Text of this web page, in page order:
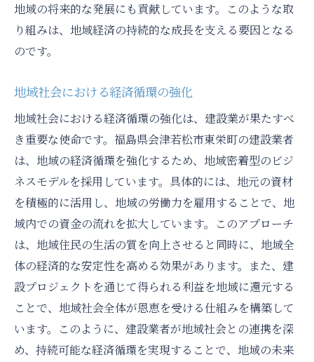
地域の将来的な発展にも貢献しています。このような取
り組みは、地域経済の持続的な成長を支える要因となる
のです。
地域社会における経済循環の強化
地域社会における経済循環の強化は、建設業が果たすべ
き重要な使命です。福島県会津若松市東栄町の建設業者
は、地域の経済循環を強化するため、地域密着型のビジ
ネスモデルを採用しています。具体的には、地元の資材
を積極的に活用し、地域の労働力を雇用することで、地
域内での資金の流れを拡大しています。このアプローチ
は、地域住民の生活の質を向上させると同時に、地域全
体の経済的な安定性を高める効果があります。また、建
設プロジェクトを通じて得られる利益を地域に還元する
ことで、地域社会全体が恩恵を受ける仕組みを構築して
います。このように、建設業者が地域社会との連携を深
め、持続可能な経済循環を実現することで、地域の未来